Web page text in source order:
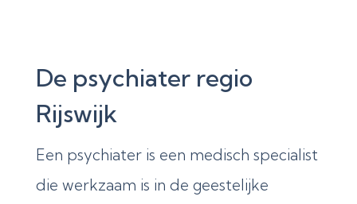
De psychiater regio
Rijswijk
Een psychiater is een medisch specialist
die werkzaam is in de geestelijke